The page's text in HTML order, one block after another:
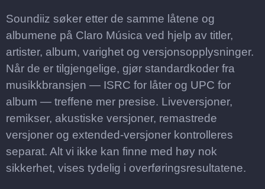
Soundiiz søker etter de samme låtene og
albumene på Claro Música ved hjelp av titler,
artister, album, varighet og versjonsopplysninger.
Når de er tilgjengelige, gjør standardkoder fra
musikkbransjen — ISRC for låter og UPC for
album — treffene mer presise. Liveversjoner,
remikser, akustiske versjoner, remastrede
versjoner og extended-versjoner kontrolleres
separat. Alt vi ikke kan finne med høy nok
sikkerhet, vises tydelig i overføringsresultatene.